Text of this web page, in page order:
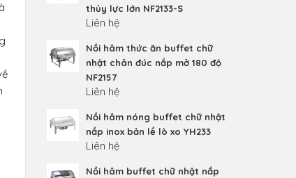
thủy lực lớn NF2133-S
Liên hệ
Nồi hâm thức ăn buffet chữ
nhật chân đúc nắp mở 180 độ
NF2157
Liên hệ
Nồi hâm nóng buffet chữ nhật
nắp inox bản lề lò xo YH233
Liên hệ
Nồi hâm buffet chữ nhật nắp